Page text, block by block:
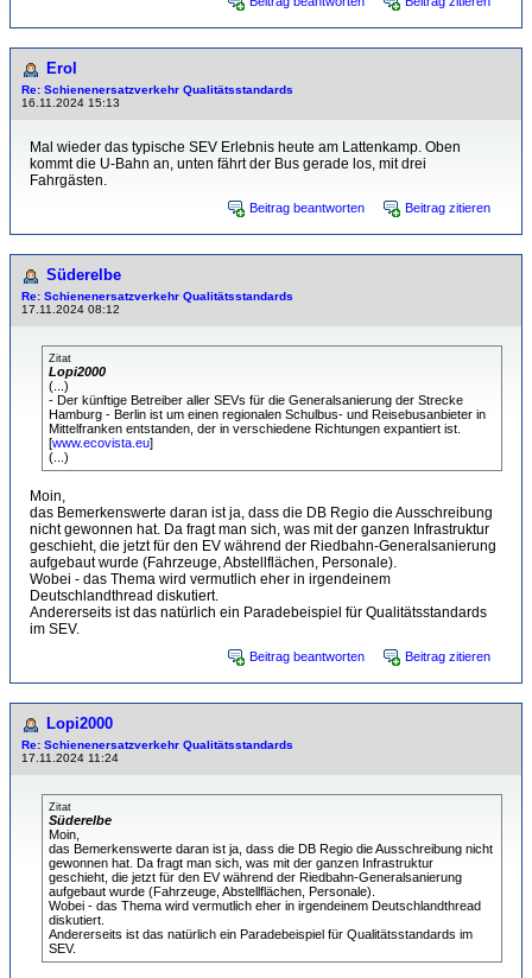
Erol
Re: Schienenersatzverkehr Qualitätsstandards
16.11.2024 15:13
Mal wieder das typische SEV Erlebnis heute am Lattenkamp. Oben
kommt die U-Bahn an, unten fährt der Bus gerade los, mit drei
Fahrgästen.
Beitrag beantworten Beitrag zitieren
Süderelbe
Re: Schienenersatzverkehr Qualitätsstandards
17.11.2024 08:12
Zitat
Lopi2000
(...)
- Der künftige Betreiber aller SEVs für die Generalsanierung der Strecke
Hamburg - Berlin ist um einen regionalen Schulbus- und Reisebusanbieter in
Mittelfranken entstanden, der in verschiedene Richtungen expantiert ist.
[www.ecovista.eu]
(...)
Moin,
das Bemerkenswerte daran ist ja, dass die DB Regio die Ausschreibung
nicht gewonnen hat. Da fragt man sich, was mit der ganzen Infrastruktur
geschieht, die jetzt für den EV während der Riedbahn-Generalsanierung
aufgebaut wurde (Fahrzeuge, Abstellflächen, Personale).
Wobei - das Thema wird vermutlich eher in irgendeinem
Deutschlandthread diskutiert.
Andererseits ist das natürlich ein Paradebeispiel für Qualitätsstandards
im SEV.
Beitrag beantworten Beitrag zitieren
Lopi2000
Re: Schienenersatzverkehr Qualitätsstandards
17.11.2024 11:24
Zitat
Süderelbe
Moin,
das Bemerkenswerte daran ist ja, dass die DB Regio die Ausschreibung nicht
gewonnen hat. Da fragt man sich, was mit der ganzen Infrastruktur
geschieht, die jetzt für den EV während der Riedbahn-Generalsanierung
aufgebaut wurde (Fahrzeuge, Abstellflächen, Personale).
Wobei - das Thema wird vermutlich eher in irgendeinem Deutschlandthread
diskutiert.
Andererseits ist das natürlich ein Paradebeispiel für Qualitätsstandards im
SEV.